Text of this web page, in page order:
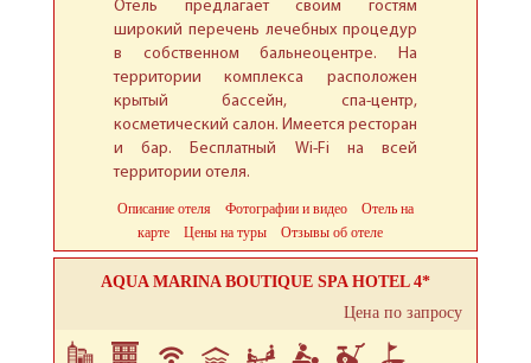
Отель предлагает своим гостям
широкий перечень лечебных процедур
в собственном бальнеоцентре. На
территории комплекса расположен
крытый бассейн, спа-центр,
косметический салон. Имеется ресторан
и бар. Бесплатный Wi-Fi на всей
территории отеля.
Описание отеля Фотографии и видео
Отель на
карте
Цены на туры Отзывы об отеле
AQUA MARINA BOUTIQUE SPA HOTEL 4*
Цена по запросу